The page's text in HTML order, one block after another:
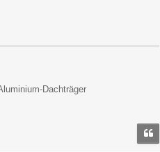
Dachträger